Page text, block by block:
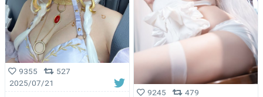
9355
527
2025/07/21
9245
479